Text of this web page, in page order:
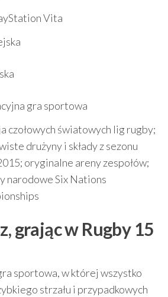
Vita
gra sportowa
czołowych światowych lig rugby;
drużyny i składy z sezonu
oryginalne areny zespołów;
narodowe Six Nations
grając w Rugby 15
sportowa, w której wszystko
strzału i przypadkowych